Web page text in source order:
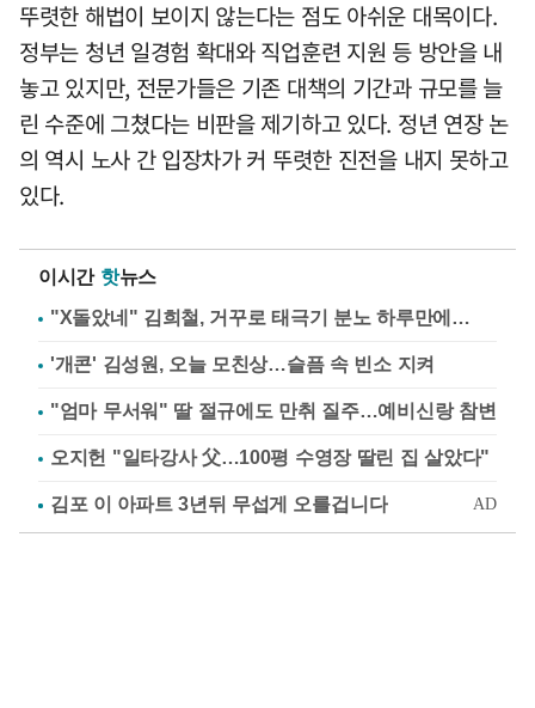
뚜렷한 해법이 보이지 않는다는 점도 아쉬운 대목이다.
정부는 청년 일경험 확대와 직업훈련 지원 등 방안을 내
놓고 있지만, 전문가들은 기존 대책의 기간과 규모를 늘
린 수준에 그쳤다는 비판을 제기하고 있다. 정년 연장 논
의 역시 노사 간 입장차가 커 뚜렷한 진전을 내지 못하고
있다.
이시간 핫뉴스
"X돌았네" 김희철, 거꾸로 태극기 분노 하루만에…
'개콘' 김성원, 오늘 모친상…슬픔 속 빈소 지켜
"엄마 무서워" 딸 절규에도 만취 질주…예비신랑 참변
오지헌 "일타강사 父…100평 수영장 딸린 집 살았다"